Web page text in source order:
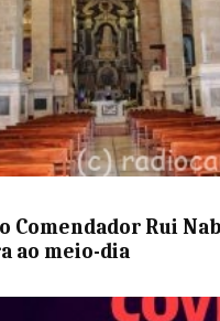
Comendador Rui
ao meio-dia